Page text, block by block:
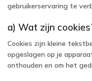
gebruikerservaring te
a) Wat zijn
Cookies zijn kleine
opgeslagen op je
onthouden en om het